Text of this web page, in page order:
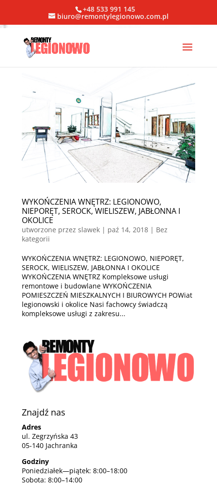
+48 533 991 145
biuro@remontylegionowo.com.pl
WYKOŃCZENIA WNĘTRZ: LEGIONOWO,
NIEPORĘT, SEROCK, WIELISZEW, JABŁONNA I
OKOLICE
utworzone przez slawek| paź 14, 2018| Bez
kategorii
WYKOŃCZENIA WNĘTRZ: LEGIONOWO, NIEPORĘT,
SEROCK, WIELISZEW, JABŁONNA I OKOLICE
WYKOŃCZENIA WNĘTRZ Kompleksowe usługi
remontowe i budowlane WYKOŃCZENIA
POMIESZCZEŃ MIESZKALNYCH I BIUROWYCH POWiat
legionowski i okolice Nasi fachowcy świadczą
kompleksowe usługi z zakresu...
Znajdź nas
Adres
ul. Zegrzyńska 43
05-140 Jachranka
Godziny
Poniedziałek—piątek: 8:00–18:00
Sobota: 8:00–14:00